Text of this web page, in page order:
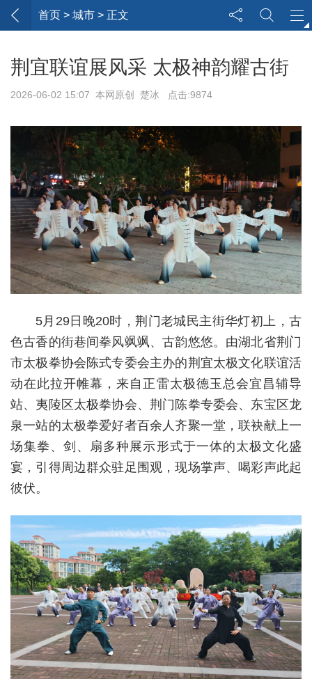
首页 > 城市 > 正文
荆宜联谊展风采 太极神韵耀古街
2026-06-02 15:07 本网原创 楚冰 点击:9874
5月29日晚20时，荆门老城民主街华灯初上，古
色古香的街巷间拳风飒飒、古韵悠悠。由湖北省荆门
市太极拳协会陈式专委会主办的荆宜太极文化联谊活
动在此拉开帷幕，来自正雷太极德玉总会宜昌辅导
站、夷陵区太极拳协会、荆门陈拳专委会、东宝区龙
泉一站的太极拳爱好者百余人齐聚一堂，联袂献上一
场集拳、剑、扇多种展示形式于一体的太极文化盛
宴，引得周边群众驻足围观，现场掌声、喝彩声此起
彼伏。